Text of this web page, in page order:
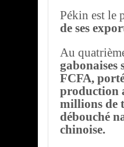
Pékin est le
de ses
Au
gabonaises
FCFA,
production
millions de
débouché
chinoise.